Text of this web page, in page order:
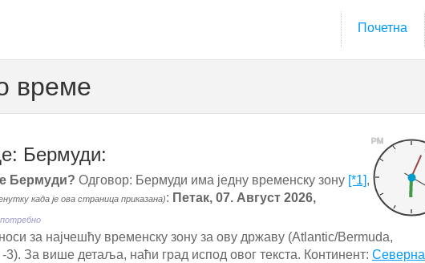
Почетна
време
PM
Бермуди:
Бермуди? Одговор: Бермуди има једну временску зону [*1],
када је ова страница приказана): Петак, 07. Август 2026,
за најчешћу временску зону за ову државу (Atlantic/Bermuda,
3). За више детаља, наћи град испод овог текста. Континент: Северна